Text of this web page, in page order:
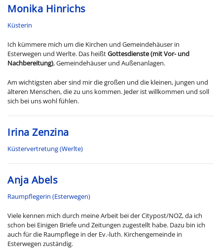
Monika Hinrichs
Küsterin
Ich kümmere mich um die Kirchen und Gemeindehäuser in
Esterwegen und Werlte. Das heißtGottesdienste (mit Vor- und
Nachbereitung), Gemeindehäuser und Außenanlagen.
Am wichtigsten aber sind mir die großen und die kleinen, jungen und
älteren Menschen, die zu uns kommen. Jeder ist willkommen und soll
sich bei uns wohl fühlen.
Irina Zenzina
Küstervertretung (Werlte)
Anja Abels
Raumpflegerin (Esterwegen)
Viele kennen mich durch meine Arbeit bei der Citypost/NOZ, da ich
schon bei Einigen Briefe und Zeitungen zugestellt habe. Dazu bin ich
auch für die Raumpflege in der Ev.-luth. Kirchengemeinde in
Esterwegen zuständig.